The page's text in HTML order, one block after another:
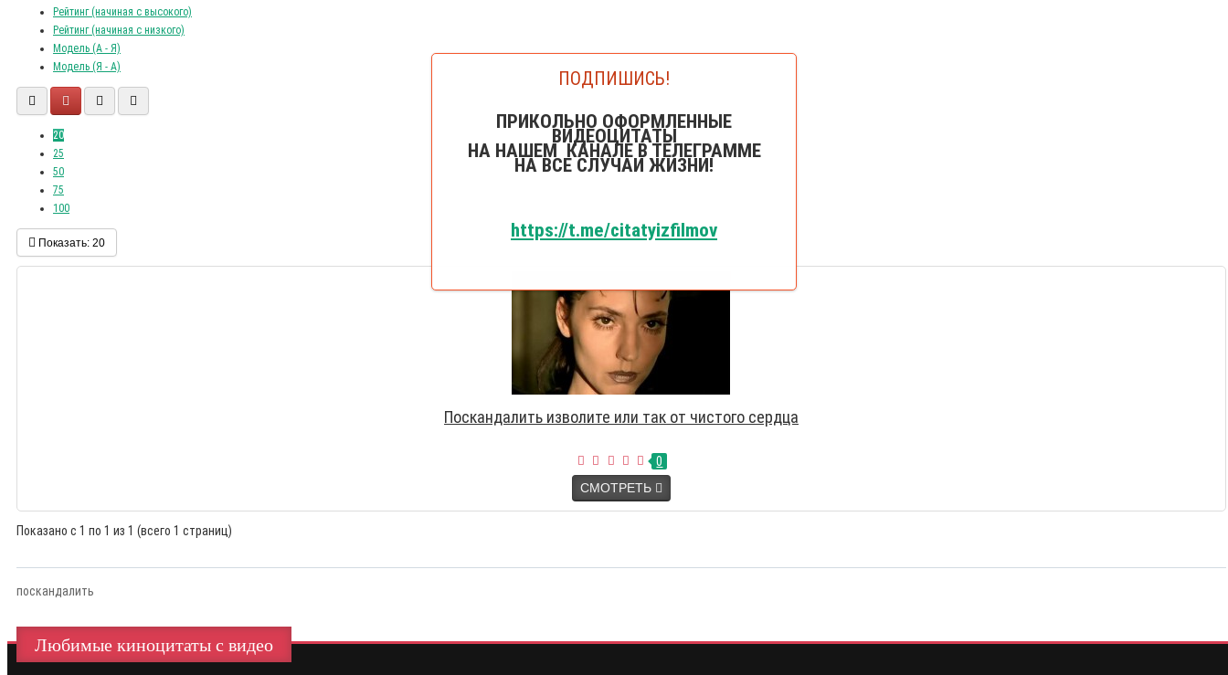
Рейтинг (начиная с высокого)
Рейтинг (начиная с низкого)
Модель (А - Я)
Модель (Я - А)
20
25
50
75
100
Показать: 20
Поскандалить изволите или так от чистого сердца
0
СМОТРЕТЬ
Показано с 1 по 1 из 1 (всего 1 страниц)
поскандалить
Любимые киноцитаты с видео
ПОДПИШИСЬ!
ПРИКОЛЬНО ОФОРМЛЕННЫЕ
ВИДЕОЦИТАТЫ
НА НАШЕМ КАНАЛЕ В ТЕЛЕГРАММЕ
НА ВСЕ СЛУЧАИ ЖИЗНИ!
https://t.me/citatyizfilmov